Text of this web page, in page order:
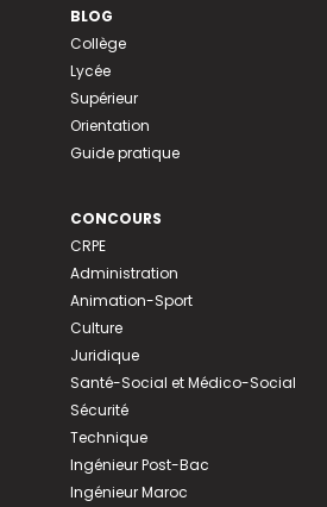
BLOG
Collège
Lycée
Supérieur
Orientation
Guide pratique
CONCOURS
CRPE
Administration
Animation-Sport
Culture
Juridique
Santé-Social et Médico-Social
Sécurité
Technique
Ingénieur Post-Bac
Ingénieur Maroc